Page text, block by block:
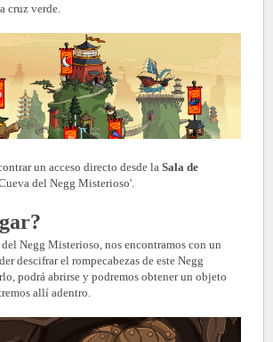
cruz verde.
un acceso directo desde la Sala de
del Negg Misterioso'.
Negg Misterioso, nos encontramos con un
descifrar el rompecabezas de este Negg
podrá abrirse y podremos obtener un objeto
allí adentro.